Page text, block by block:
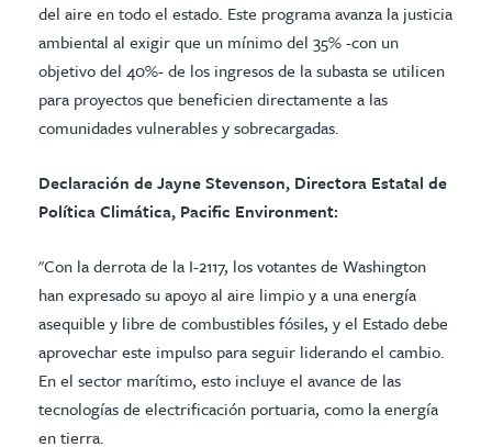
del aire en todo el estado. Este programa avanza la justicia
ambiental al exigir que un mínimo del 35% -con un
objetivo del 40%- de los ingresos de la subasta se utilicen
para proyectos que beneficien directamente a las
comunidades vulnerables y sobrecargadas.
Declaración de Jayne Stevenson, Directora Estatal de
Política Climática, Pacific Environment:
"Con la derrota de la I-2117, los votantes de Washington
han expresado su apoyo al aire limpio y a una energía
asequible y libre de combustibles fósiles, y el Estado debe
aprovechar este impulso para seguir liderando el cambio.
En el sector marítimo, esto incluye el avance de las
tecnologías de electrificación portuaria, como la energía
en tierra.